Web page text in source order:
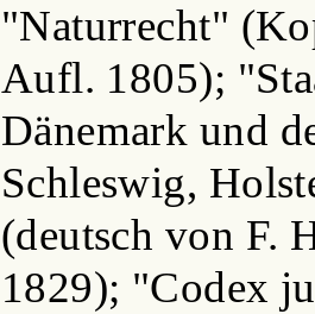
"Naturrecht"
Aufl. 1805);
Dänemark und
Schleswig,
(deutsch von F.
1829); "Codex